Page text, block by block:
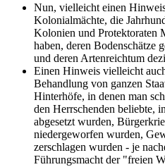
Nun, vielleicht einen
Kolonialmächte, die
Kolonien und Protektoraten
haben, deren Bodenschätze
und deren Artenreichtum
Einen Hinweis vielleicht
Behandlung von ganzen
Hinterhöfe, in denen man
den Herrschenden beliebte,
abgesetzt wurden,
niedergeworfen wurden,
zerschlagen wurden - je
Führungsmacht der "freien